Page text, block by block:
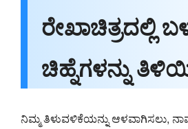
ರೇಖಾಚಿತ್ರದಲ್ಲಿ
ಚಿಹ್ನೆಗಳನ್ನು
ನಿಮ್ಮ ತಿಳುವಳಿಕೆಯನ್ನು ಆಳವಾಗಿಸಲು,